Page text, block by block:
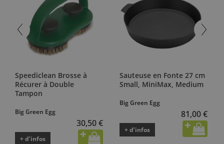
Speediclean Brosse à
Récurer à Double
Tampon
Big Green Egg
30,50 €
+ d’infos
Sauteuse en Fonte 27 cm
Small, MiniMax, Medium
Big Green Egg
81,00 €
+ d’infos